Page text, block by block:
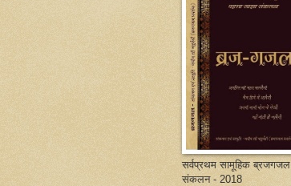
सर्वप्रथम सामूहिक ब्रजगजल
संकलन - 2018